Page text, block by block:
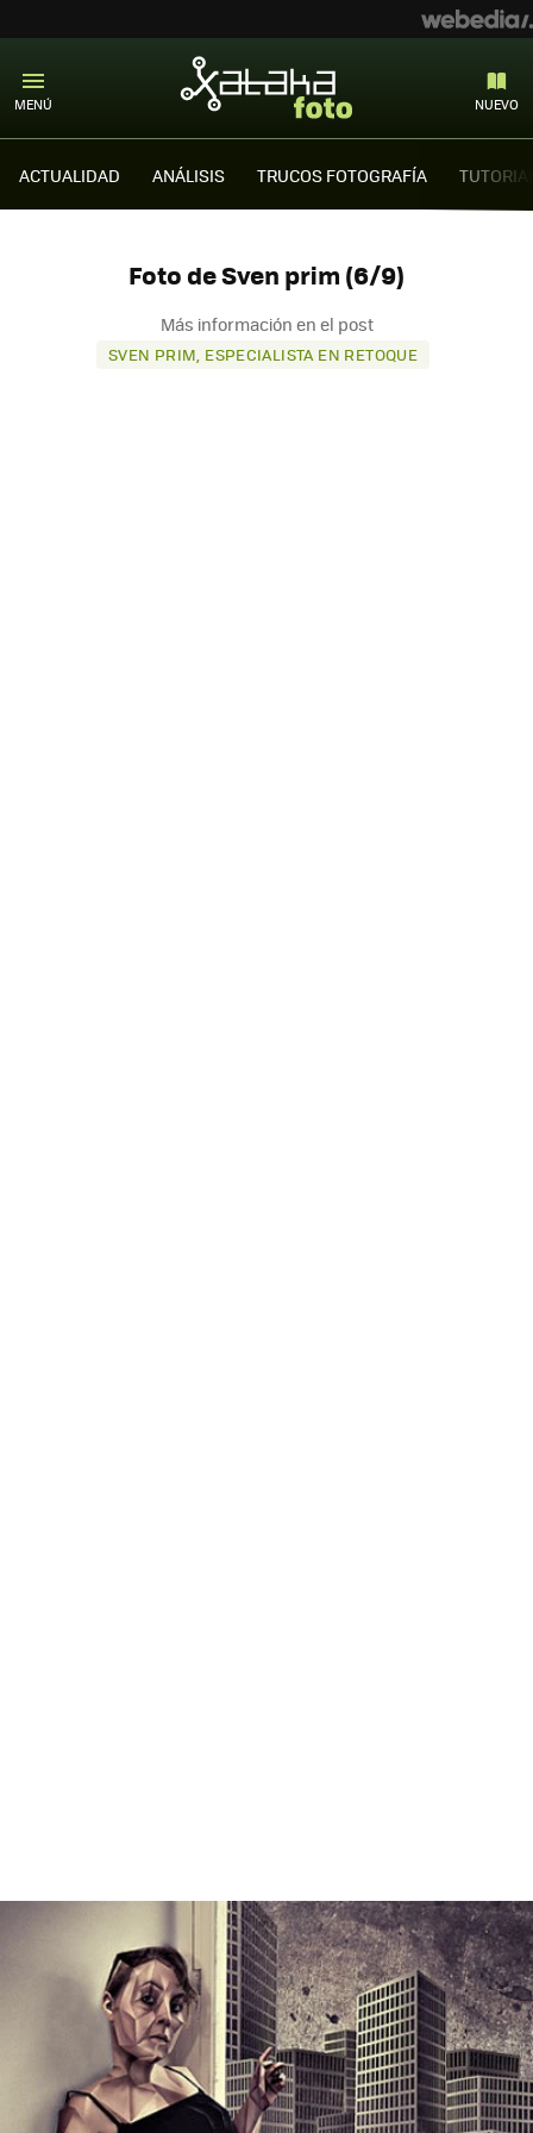
MENÚ NUEVO
ACTUALIDAD ANÁLISIS TRUCOS FOTOGRAFÍA
Foto de Sven prim (6/9)
Más información en el post
SVEN PRIM, ESPECIALISTA EN RETOQUE